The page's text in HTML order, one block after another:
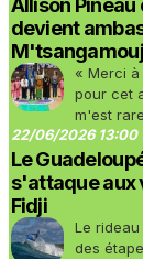
Allison
devient
« Merci
pour cet
m'est
22/06/2026 13:00
Le
s'attaque aux
Fidji
Le rideau
des